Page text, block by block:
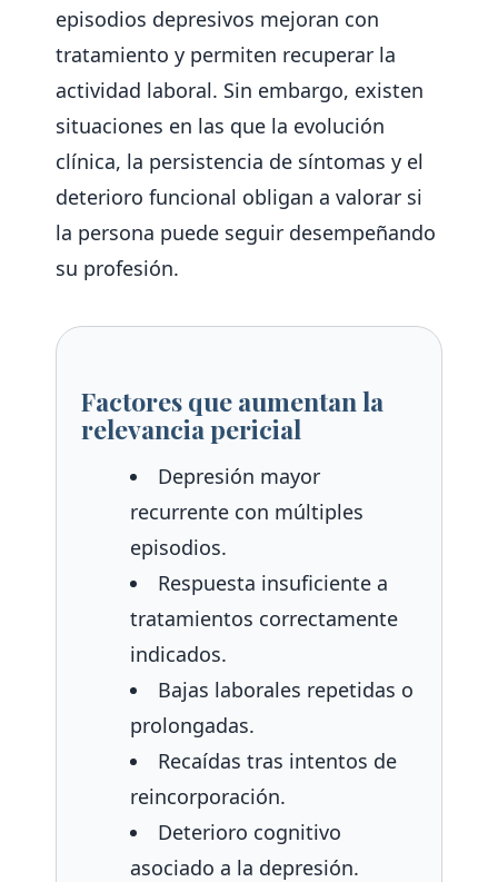
episodios depresivos mejoran con
tratamiento y permiten recuperar la
actividad laboral. Sin embargo, existen
situaciones en las que la evolución
clínica, la persistencia de síntomas y el
deterioro funcional obligan a valorar si
la persona puede seguir desempeñando
su profesión.
Factores que aumentan la
relevancia pericial
Depresión mayor
recurrente con múltiples
episodios.
Respuesta insuficiente a
tratamientos correctamente
indicados.
Bajas laborales repetidas o
prolongadas.
Recaídas tras intentos de
reincorporación.
Deterioro cognitivo
asociado a la depresión.